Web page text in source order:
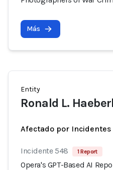
Más
Entity
Ronald L.
Afectado por Incidentes
Incidente 548 1 Report
Opera's GPT-Based AI